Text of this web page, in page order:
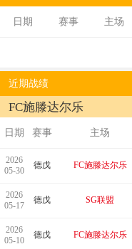
日期 赛事 主场
近期战绩
FC施滕达尔乐
日期 赛事 主场
2026
05-30
德戊 FC施滕达尔乐
2026
05-17
德戊 SG联盟
2026
05-10
德戊 FC施滕达尔乐